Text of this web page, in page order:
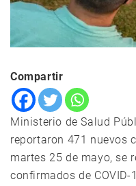
Compartir
Ministerio de Salud
reportaron 471 nuevos
martes 25 de mayo, se
confirmados de